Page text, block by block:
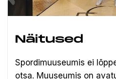
Näitused
Spordimuuseumis ei
otsa. Muuseumis on